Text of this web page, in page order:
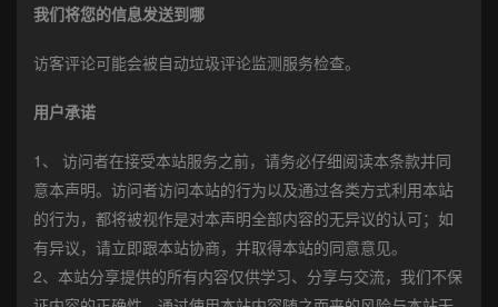
我们将您的信息发送到哪
访客评论可能会被自动垃圾评论监测服务检查。
用户承诺
1、 访问者在接受本站服务之前，请务必仔细阅读本条款并同
意本声明。访问者访问本站的行为以及通过各类方式利用本站
的行为，都将被视作是对本声明全部内容的无异议的认可；如
有异议，请立即跟本站协商，并取得本站的同意意见。
2、本站分享提供的所有内容仅供学习、分享与交流，我们不保